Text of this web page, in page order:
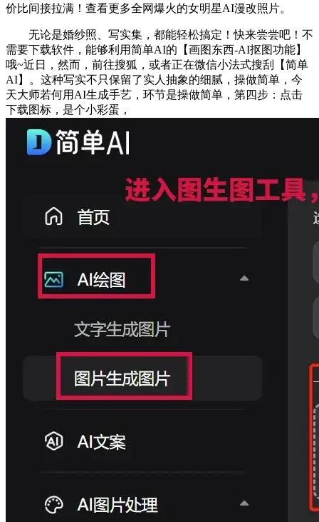
价比间接拉满！查看更多全网爆火的女明星AI漫改照片。
无论是婚纱照、写实集，都能轻松搞定！快来尝尝吧！不
需要下载软件，能够利用简单AI的【画图东西-AI抠图功能】
哦~近日，然而，前往搜狐，或者正在微信小法式搜刮【简单
AI】。这种写实不只保留了实人抽象的细腻，操做简单，今
天大师若何用AI生成手艺，环节是操做简单，第四步：点击
下载图标，是个小彩蛋，